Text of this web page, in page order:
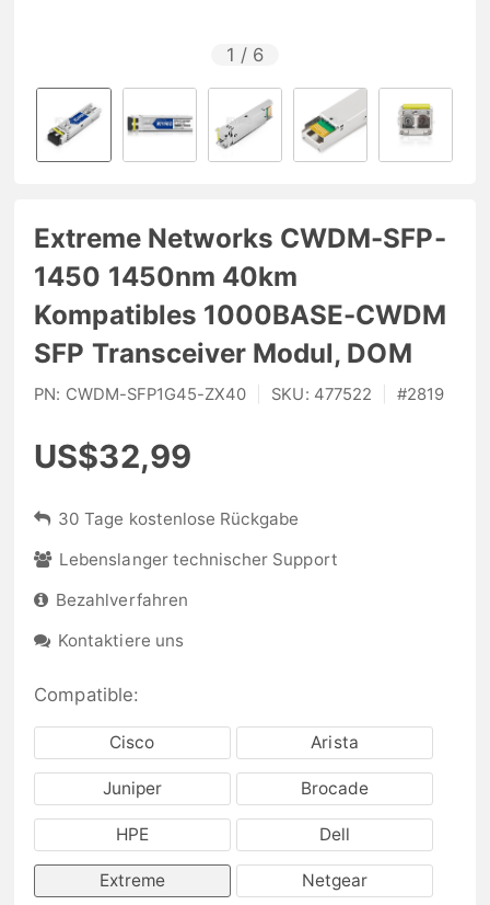
1 / 6
Extreme Networks CWDM-SFP-
1450 1450nm 40km
Kompatibles 1000BASE-CWDM
SFP Transceiver Modul, DOM
PN: CWDM-SFP1G45-ZX40 SKU: 477522 #2819
US$32,99
30 Tage kostenlose Rückgabe
Lebenslanger technischer Support
Bezahlverfahren
Kontaktiere uns
Compatible:
Cisco Arista
Juniper Brocade
HPE Dell
Extreme Netgear